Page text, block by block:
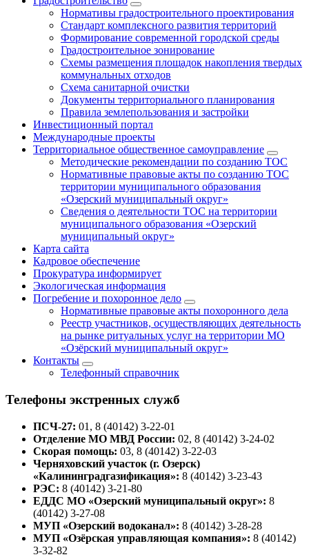
Нормативы градостроительного проектирования
Стандарт комплексного развития территорий
Формирование современной городской среды
Градостроительное зонирование
Схемы размещения площадок накопления твердых
коммунальных отходов
Схема санитарной очистки
Документы территориального планирования
Правила землепользования и застройки
Инвестиционный портал
Международные проекты
Территориальное общественное самоуправление
Методические рекомендации по созданию ТОС
Нормативные правовые акты по созданию ТОС
территории муниципального образования
«Озерский муниципальный округ»
Сведения о деятельности ТОС на территории
муниципального образования «Озерский
муниципальный округ»
Карта сайта
Кадровое обеспечение
Прокуратура информирует
Экологическая информация
Погребение и похоронное дело
Нормативные правовые акты похоронного дела
Реестр участников, осуществляющих деятельность
на рынке ритуальных услуг на территории МО
«Озёрский муниципальный округ»
Контакты
Телефонный справочник
Телефоны экстренных служб
ПСЧ-27: 01, 8 (40142) 3-22-01
Отделение МО МВД России: 02, 8 (40142) 3-24-02
Скорая помощь: 03, 8 (40142) 3-22-03
Черняховский участок (г. Озерск)
«Калининградгазификация»: 8 (40142) 3-23-43
РЭС: 8 (40142) 3-21-80
ЕДДС МО «Озерский муниципальный округ»: 8
(40142) 3-27-08
МУП «Озерский водоканал»: 8 (40142) 3-28-28
МУП «Озёрская управляющая компания»: 8 (40142)
3-32-82